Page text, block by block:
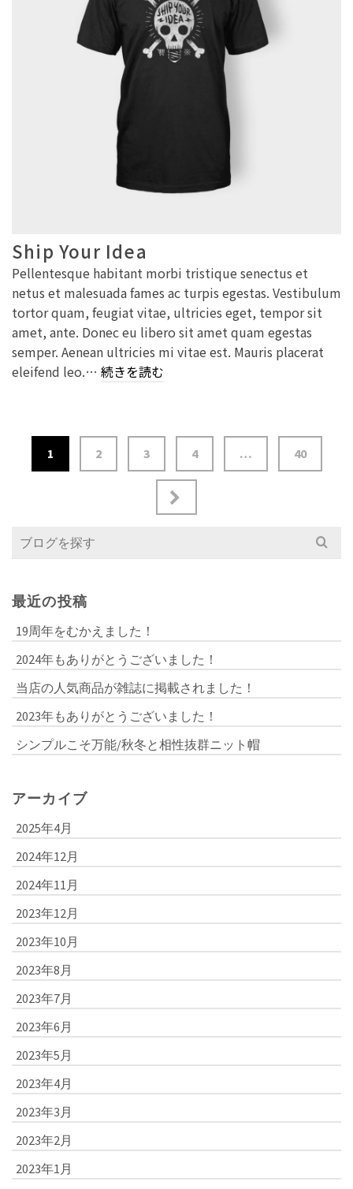
Ship Your Idea
Pellentesque habitant morbi tristique senectus et
netus et malesuada fames ac turpis egestas. Vestibulum
tortor quam, feugiat vitae, ultricies eget, tempor sit
amet, ante. Donec eu libero sit amet quam egestas
semper. Aenean ultricies mi vitae est. Mauris placerat
eleifend leo.… 続きを読む
の
ペ
ジ
送
り
1 2 3 4 … 40
Search
for:
最近の投稿
19周年をむかえました！
2024年もありがとうございました！
当店の人気商品が雑誌に掲載されました！
2023年もありがとうございました！
シンプルこそ万能/秋冬と相性抜群ニット帽
アーカイブ
2025年4月
2024年12月
2024年11月
2023年12月
2023年10月
2023年8月
2023年7月
2023年6月
2023年5月
2023年4月
2023年3月
2023年2月
2023年1月